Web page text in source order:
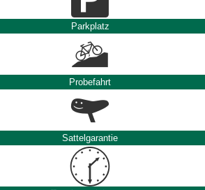
Parkplatz
Probefahrt
Sattelgarantie